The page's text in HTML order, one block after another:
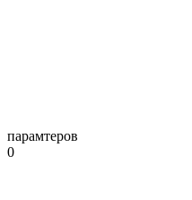
парамтеров
0